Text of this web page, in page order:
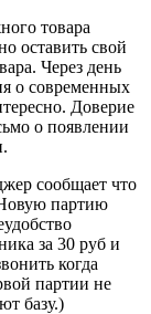
товара
оставить свой
Через день
о современных
Доверие
о появлении
сообщает что
партию
за 30 руб и
когда
партии не
базу.)